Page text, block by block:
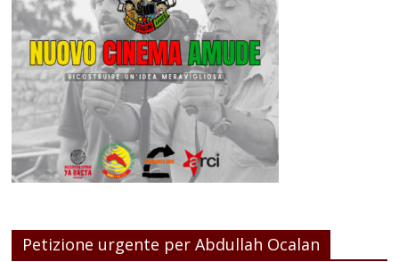
Petizione urgente per Abdullah Ocalan